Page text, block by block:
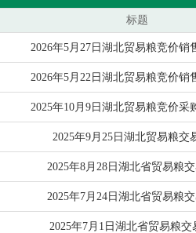
标题
2026年5月27日湖北贸易粮竞价销
2026年5月22日湖北贸易粮竞价销
2025年10月9日湖北贸易粮竞价采
2025年9月25日湖北贸易粮交
2025年8月28日湖北省贸易粮
2025年7月24日湖北省贸易粮
2025年7月1日湖北省贸易粮交